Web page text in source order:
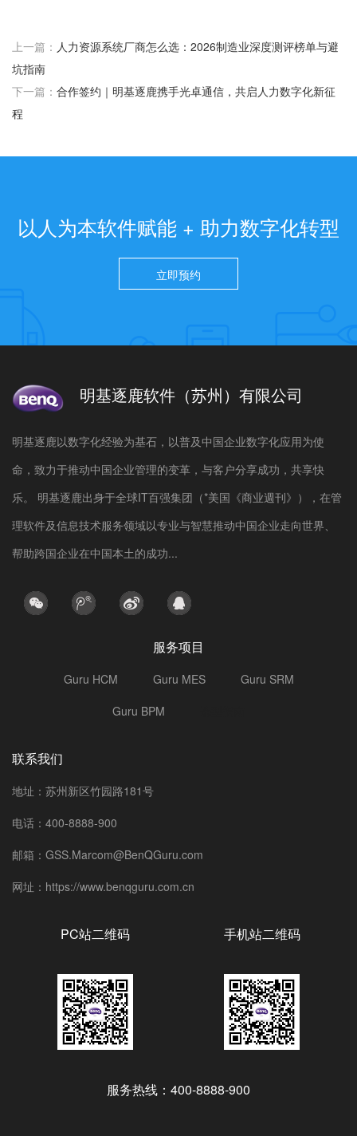
上一篇： 人力资源系统厂商怎么选：2026制造业深度测评榜单与避
坑指南
下一篇： 合作签约｜明基逐鹿携手光卓通信，共启人力数字化新征
程
以人为本软件赋能 + 助力数字化转型
立即预约
明基逐鹿软件（苏州）有限公司
明基逐鹿以数字化经验为基石，以普及中国企业数字化应用为使
命，致力于推动中国企业管理的变革，与客户分享成功，共享快
乐。 明基逐鹿出身于全球IT百强集团（*美国《商业週刊》），在管
理软件及信息技术服务领域以专业与智慧推动中国企业走向世界、
帮助跨国企业在中国本土的成功...
服务项目
Guru HCM Guru MES
Guru SRM
Guru BPM
联系我们
地址：苏州新区竹园路181号
电话：400-8888-900
邮箱：GSS.Marcom@BenQGuru.com
网址：https://www.benqguru.com.cn
PC站二维码 手机站二维码
服务热线：400-8888-900